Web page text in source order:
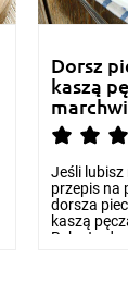
Dorsz
kaszą
marchwi
Jeśli lubisz
przepis na
dorsza
kaszą
Ryby to